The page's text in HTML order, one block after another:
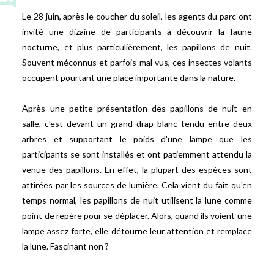
Le 28 juin, après le coucher du soleil, les agents du parc ont
invité une dizaine de participants à découvrir la faune
nocturne, et plus particulièrement, les papillons de nuit.
Souvent méconnus et parfois mal vus, ces insectes volants
occupent pourtant une place importante dans la nature.
Après une petite présentation des papillons de nuit en
salle, c'est devant un grand drap blanc tendu entre deux
arbres et supportant le poids d'une lampe que les
participants se sont installés et ont patiemment attendu la
venue des papillons. En effet, la plupart des espèces sont
attirées par les sources de lumière. Cela vient du fait qu'en
temps normal, les papillons de nuit utilisent la lune comme
point de repère pour se déplacer. Alors, quand ils voient une
lampe assez forte, elle détourne leur attention et remplace
la lune. Fascinant non ?